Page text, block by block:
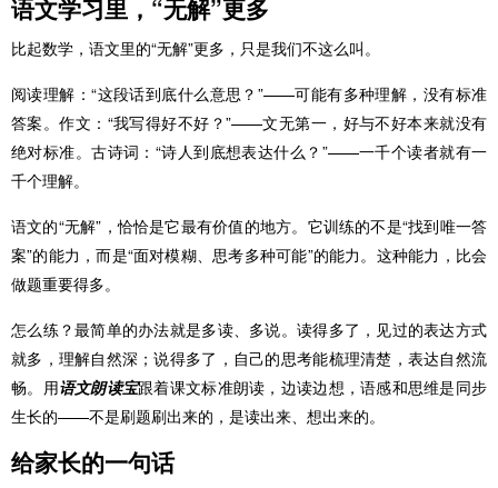
语文学习里，“无解”更多
比起数学，语文里的“无解”更多，只是我们不这么叫。
阅读理解：“这段话到底什么意思？”——可能有多种理解，没有标准
答案。作文：“我写得好不好？”——文无第一，好与不好本来就没有
绝对标准。古诗词：“诗人到底想表达什么？”——一千个读者就有一
千个理解。
语文的“无解”，恰恰是它最有价值的地方。它训练的不是“找到唯一答
案”的能力，而是“面对模糊、思考多种可能”的能力。这种能力，比会
做题重要得多。
怎么练？最简单的办法就是多读、多说。读得多了，见过的表达方式
就多，理解自然深；说得多了，自己的思考能梳理清楚，表达自然流
畅。用语文朗读宝跟着课文标准朗读，边读边想，语感和思维是同步
生长的——不是刷题刷出来的，是读出来、想出来的。
给家长的一句话